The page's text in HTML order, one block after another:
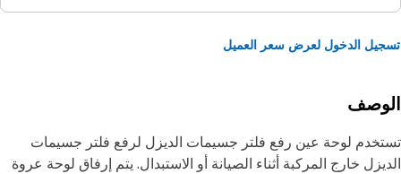
الدخول لعرض سعر العميل
لوحة عين رفع فلتر جسيمات الديزل لرفع فلتر جسيمات
خارج المركبة أثناء الصيانة أو الاستبدال. يتم إرفاق لوحة عروة